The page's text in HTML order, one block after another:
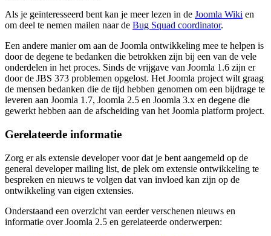
Als je geïnteresseerd bent kan je meer lezen in de Joomla Wiki en
om deel te nemen mailen naar de Bug Squad coordinator.
Een andere manier om aan de Joomla ontwikkeling mee te helpen is
door de degene te bedanken die betrokken zijn bij een van de vele
onderdelen in het proces. Sinds de vrijgave van Joomla 1.6 zijn er
door de JBS 373 problemen opgelost. Het Joomla project wilt graag
de mensen bedanken die de tijd hebben genomen om een bijdrage te
leveren aan Joomla 1.7, Joomla 2.5 en Joomla 3.x en degene die
gewerkt hebben aan de afscheiding van het Joomla platform project.
Gerelateerde informatie
Zorg er als extensie developer voor dat je bent aangemeld op de
general developer mailing list, de plek om extensie ontwikkeling te
bespreken en nieuws te volgen dat van invloed kan zijn op de
ontwikkeling van eigen extensies.
Onderstaand een overzicht van eerder verschenen nieuws en
informatie over Joomla 2.5 en gerelateerde onderwerpen: